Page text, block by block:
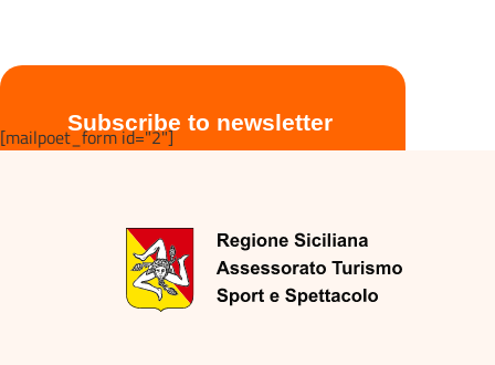
Subscribe to newsletter
[mailpoet_form id="2"]